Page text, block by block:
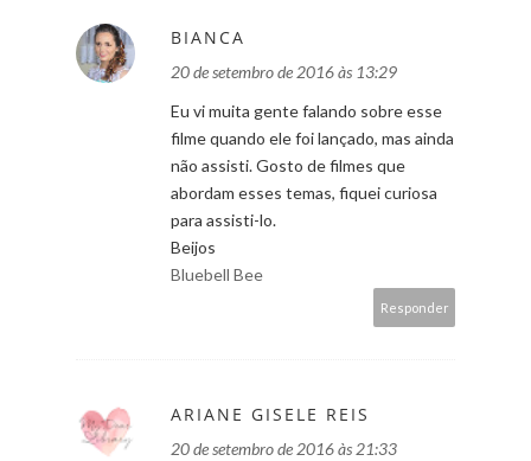
BIANCA
20 de setembro de 2016 às 13:29
Eu vi muita gente falando sobre esse
filme quando ele foi lançado, mas ainda
não assisti. Gosto de filmes que
abordam esses temas, fiquei curiosa
para assisti-lo.
Beijos
Bluebell Bee
Responder
ARIANE GISELE REIS
20 de setembro de 2016 às 21:33